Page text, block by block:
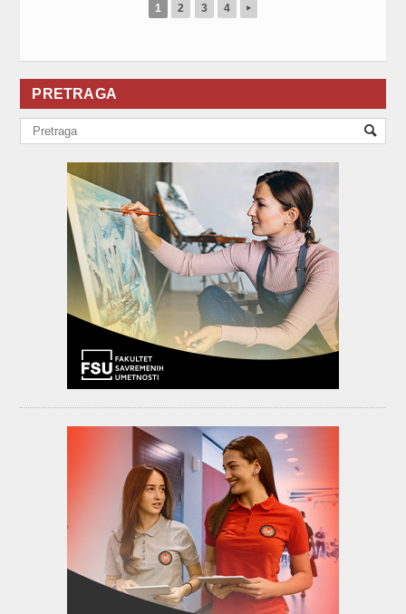
1 2 3 4 ▸
PRETRAGA